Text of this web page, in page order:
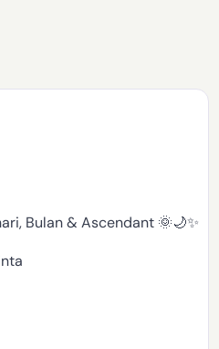
Bulan & Ascendant 🌞🌙✨